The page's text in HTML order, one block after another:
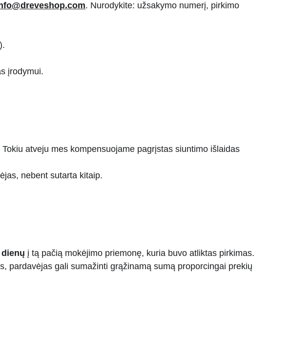
. Nurodykite: užsakymo numerį, pirkimo
įrodymui.
atveju mes kompensuojame pagrįstas siuntimo išlaidas
nebent sutarta kitaip.
į tą pačią mokėjimo priemonę, kuria buvo atliktas pirkimas.
pardavėjas gali sumažinti grąžinamą sumą proporcingai prekių